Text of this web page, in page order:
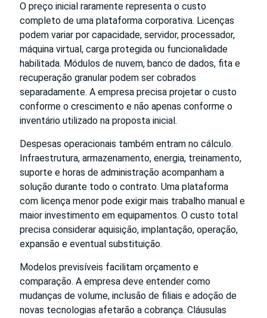
O preço inicial raramente representa o custo
completo de uma plataforma corporativa. Licenças
podem variar por capacidade, servidor, processador,
máquina virtual, carga protegida ou funcionalidade
habilitada. Módulos de nuvem, banco de dados, fita e
recuperação granular podem ser cobrados
separadamente. A empresa precisa projetar o custo
conforme o crescimento e não apenas conforme o
inventário utilizado na proposta inicial.
Despesas operacionais também entram no cálculo.
Infraestrutura, armazenamento, energia, treinamento,
suporte e horas de administração acompanham a
solução durante todo o contrato. Uma plataforma
com licença menor pode exigir mais trabalho manual e
maior investimento em equipamentos. O custo total
precisa considerar aquisição, implantação, operação,
expansão e eventual substituição.
Modelos previsíveis facilitam orçamento e
comparação. A empresa deve entender como
mudanças de volume, inclusão de filiais e adoção de
novas tecnologias afetarão a cobrança. Cláusulas